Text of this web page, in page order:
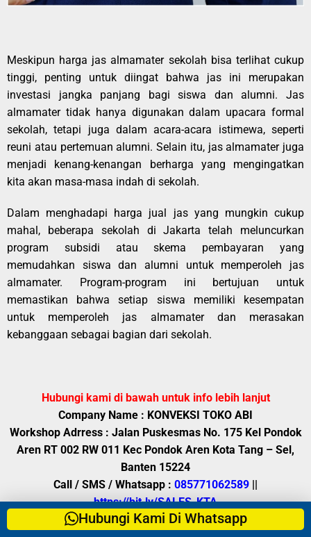
Hubungi Kami Di Whatsapp
Meskipun harga jas almamater sekolah bisa terlihat cukup
tinggi, penting untuk diingat bahwa jas ini merupakan
investasi jangka panjang bagi siswa dan alumni. Jas
almamater tidak hanya digunakan dalam upacara formal
sekolah, tetapi juga dalam acara-acara istimewa, seperti
reuni atau pertemuan alumni. Selain itu, jas almamater juga
menjadi kenang-kenangan berharga yang mengingatkan
kita akan masa-masa indah di sekolah.
Dalam menghadapi harga jual jas yang mungkin cukup
mahal, beberapa sekolah di Jakarta telah meluncurkan
program subsidi atau skema pembayaran yang
memudahkan siswa dan alumni untuk memperoleh jas
almamater. Program-program ini bertujuan untuk
memastikan bahwa setiap siswa memiliki kesempatan
untuk memperoleh jas almamater dan merasakan
kebanggaan sebagai bagian dari sekolah.
Hubungi kami di bawah untuk info lebih lanjut
Company Name : KONVEKSI TOKO ABI
Workshop Adrress : Jalan Puskesmas No. 175 Kel Pondok
Aren RT 002 RW 011 Kec Pondok Aren Kota Tang – Sel,
Banten 15224
Call / SMS / Whatsapp : 085771062589
https://bit.ly/SALES_KTA
Office Time : Senin – Sabtu (08.00 – 17.00)